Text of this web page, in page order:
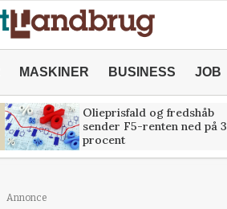
MASKINER BUSINESS JOB
Olieprisfald og fredshåb
sender F5-renten ned på 3
procent
Annonce